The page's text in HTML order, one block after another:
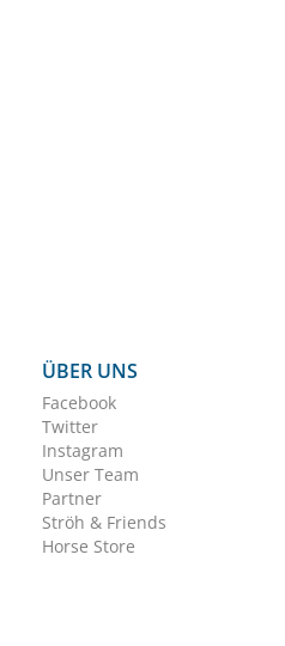
ÜBER UNS
Facebook
Twitter
Instagram
Unser Team
Partner
Ströh & Friends
Horse Store